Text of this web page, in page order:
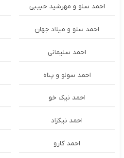
احمد سلو و مهرشید حبیبی
احمد سلو و میلاد جهان
احمد سلیمانی
احمد سولو و پناه
احمد نیک خو
احمد نیکزاد
احمد کارو